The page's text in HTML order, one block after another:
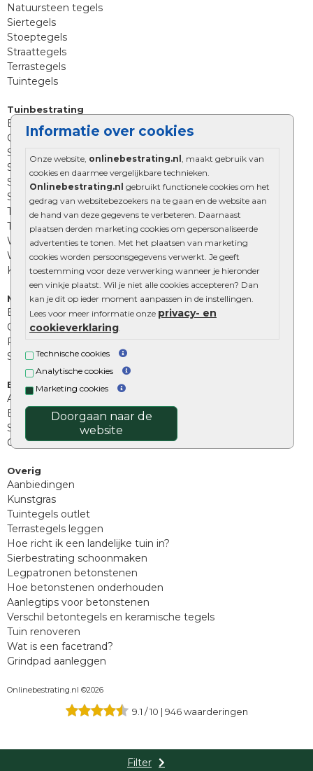
Informatie over cookies
Onze website, onlinebestrating.nl
, maakt gebruik van
cookies en daarmee vergelijkbare technieken.
Onlinebestrating.nl gebruikt functionele cookies om het
gedrag van websitebezoekers na te gaan en de website aan
de hand van deze gegevens te verbeteren. Daarnaast
plaatsen derden marketing cookies om gepersonaliseerde
advertenties te tonen. Met het plaatsen van marketing
cookies worden persoonsgegevens verwerkt. Je geeft
toestemming voor deze verwerking wanneer je hieronder
een vinkje plaatst. Wil je niet alle cookies accepteren? Dan
kan je dit op ieder moment aanpassen in de instellingen.
Lees voor meer informatie onze privacy- en
cookieverklaring
Technische cookies
Analytische cookies
Marketing cookies
Doorgaan naar de
website
Filter
Natuursteen tegels
Siertegels
Stoeptegels
Straattegels
Terrastegels
Tuintegels
Tuinbestrating
Betonklinkers
Gebakken bestrating
Strakke bestrating
Sierbestrating
Straatklinkers
Straatstenen
Trommelstenen
Tuinstenen
Waalformaat
Wildverband bestrating
Kingstones
Muurelementen
Betonbielzen
Opsluitbanden
Palissades
Stapelblokken
Extra benodigdheden
Afwatering en diversen
Beplantings en betonelementen
Split, grind en zand
Oprit tegels
Overig
Aanbiedingen
Kunstgras
Tuintegels outlet
Terrastegels leggen
Hoe richt ik een landelijke tuin in?
Sierbestrating schoonmaken
Legpatronen betonstenen
Hoe betonstenen onderhouden
Aanlegtips voor betonstenen
Verschil betontegels en keramische tegels
Tuin renoveren
Wat is een facetrand?
Grindpad aanleggen
Onlinebestrating.nl ©2026
9.1 / 10 | 946 waarderingen